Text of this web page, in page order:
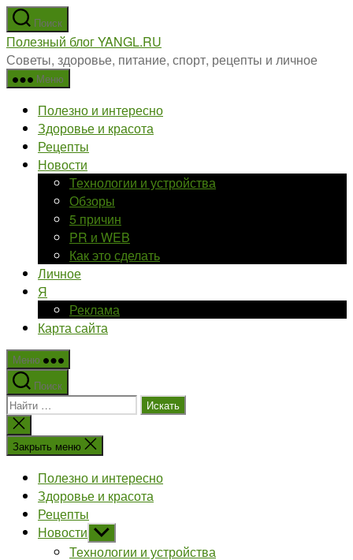
Перейти
к
содержимому
Поиск
Полезный блог YANGL.RU
Советы, здоровье, питание, спорт, рецепты и личное
Меню
Полезно и интересно
Здоровье и красота
Рецепты
Новости
Технологии и устройства
Обзоры
5 причин
PR и WEB
Как это сделать
Личное
Я
Реклама
Карта сайта
Меню
Поиск
Поиск:
Закрыть
поиск
Закрыть меню
Полезно и интересно
Здоровье и красота
Рецепты
Новости Показывать
подменю
Технологии и устройства